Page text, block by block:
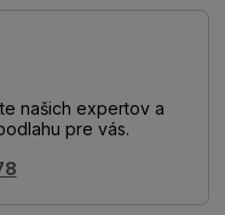
našich expertov a
pre vás.